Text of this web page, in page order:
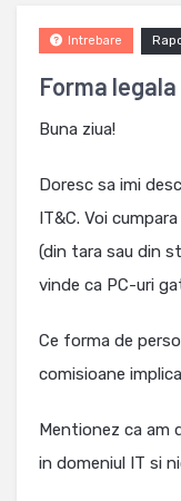
Forma
Intrebare
Buna ziua!
Doresc sa imi
IT&C. Voi
(din tara sau din
vinde ca PC-uri
Ce forma de
comisioane
Mentionez ca am
in domeniul IT si